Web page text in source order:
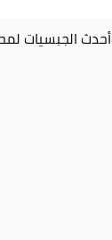
أحدث الجبسيات